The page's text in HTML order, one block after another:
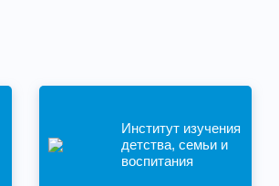
Институт изучения
детства, семьи и
воспитания